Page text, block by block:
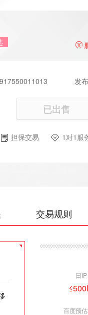
发
已出售
担保交易 1对1服
交易规则
日IP
百度预